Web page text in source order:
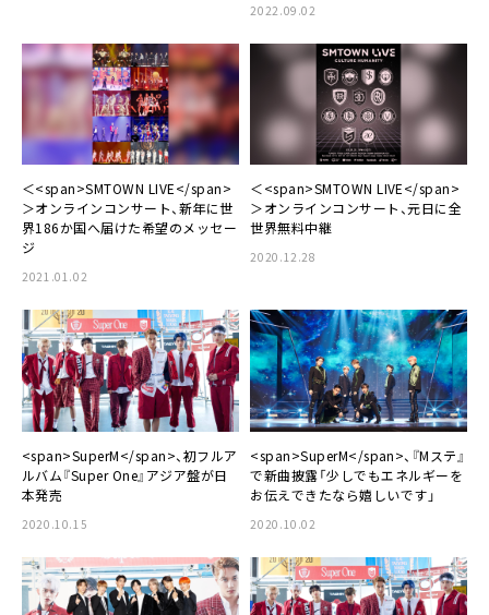
2022.09.02
＜<span>SMTOWN LIVE</span>
＞オンラインコンサート、新年に世
界186か国へ届けた希望のメッセー
ジ
2021.01.02
＜<span>SMTOWN LIVE</span>
＞オンラインコンサート、元日に全
世界無料中継
2020.12.28
<span>SuperM</span>、初フルア
ルバム『Super One』アジア盤が日
本発売
2020.10.15
<span>SuperM</span>、『Mステ』
で新曲披露「少しでもエネルギーを
お伝えできたなら嬉しいです」
2020.10.02